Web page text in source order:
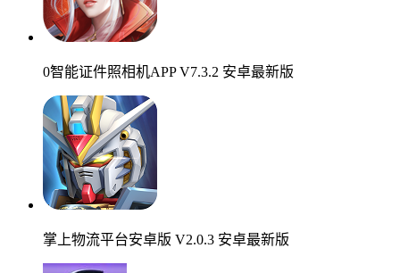
0智能证件照相机APP V7.3.2 安卓最新版
掌上物流平台安卓版 V2.0.3 安卓最新版